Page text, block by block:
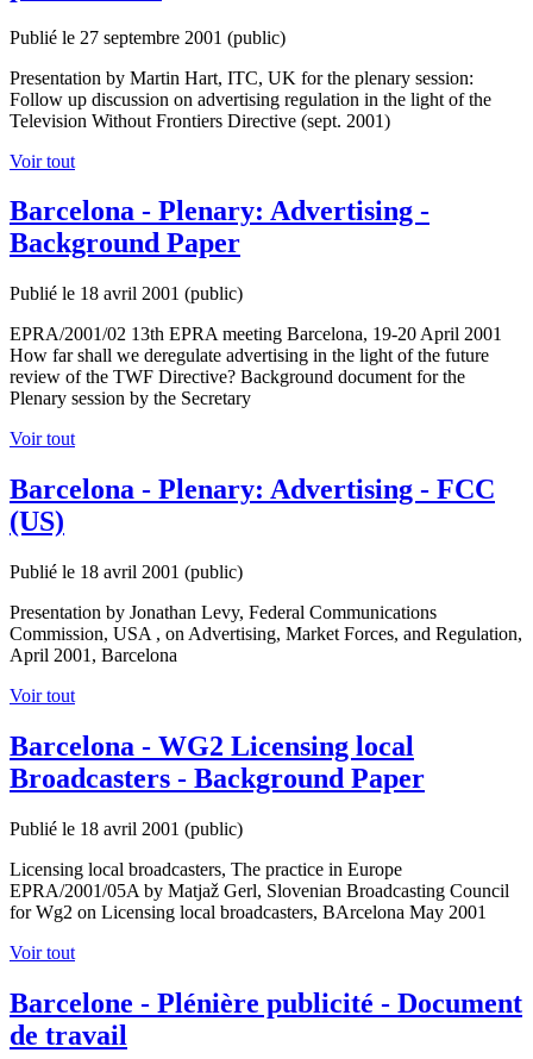
Publié le 27 septembre 2001 (public)
Presentation by Martin Hart, ITC, UK for the plenary session:
Follow up discussion on advertising regulation in the light of the
Television Without Frontiers Directive (sept. 2001)
Voir tout
Barcelona - Plenary: Advertising -
Background Paper
Publié le 18 avril 2001 (public)
EPRA/2001/02 13th EPRA meeting Barcelona, 19-20 April 2001
How far shall we deregulate advertising in the light of the future
review of the TWF Directive? Background document for the
Plenary session by the Secretary
Voir tout
Barcelona - Plenary: Advertising - FCC
(US)
Publié le 18 avril 2001 (public)
Presentation by Jonathan Levy, Federal Communications
Commission, USA , on Advertising, Market Forces, and Regulation,
April 2001, Barcelona
Voir tout
Barcelona - WG2 Licensing local
Broadcasters - Background Paper
Publié le 18 avril 2001 (public)
Licensing local broadcasters, The practice in Europe
EPRA/2001/05A by Matjaž Gerl, Slovenian Broadcasting Council
for Wg2 on Licensing local broadcasters, BArcelona May 2001
Voir tout
Barcelone - Plénière publicité - Document
de travail